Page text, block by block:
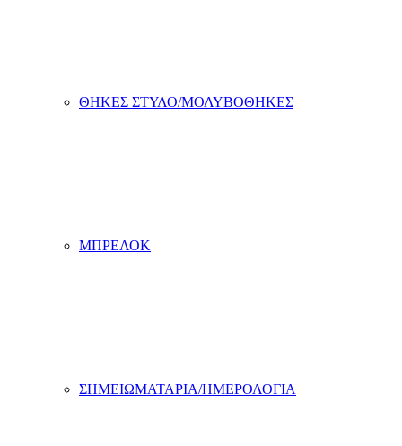
ΘΗΚΕΣ ΣΤΥΛΟ/ΜΟΛΥΒΟΘΗΚΕΣ
ΜΠΡΕΛΟΚ
ΣΗΜΕΙΩΜΑΤΑΡΙΑ/ΗΜΕΡΟΛΟΓΙΑ